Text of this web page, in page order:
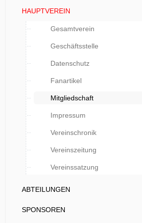
HAUPTVEREIN
Gesamtverein
Geschäftsstelle
Datenschutz
Fanartikel
Mitgliedschaft
Impressum
Vereinschronik
Vereinszeitung
Vereinssatzung
ABTEILUNGEN
SPONSOREN